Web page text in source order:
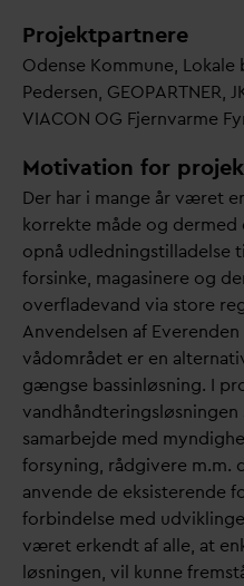
Projektpartnere
Odense Kommune, Lokale
Pedersen, GEOPARTNER,
VIACON OG Fjernvarme
Motivation for
Der har i mange år været
korrekte måde og dermed
opnå udledningstilladelse
forsinke, magasinere og
overfladevand via store
Anvendelsen af
vådområdet er en
gængse bassinløsning. I
v
samarbejde med
forsyning, rådgivere m.m.
anvende de eksisterende
forbindelse med
været erkendt af alle, at
løsningen, vil kunne